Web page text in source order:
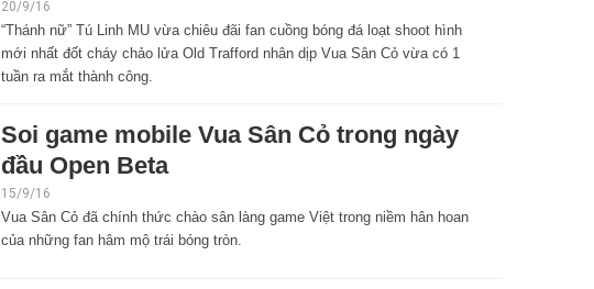
20/9/16
“Thánh nữ” Tú Linh MU vừa chiêu đãi fan cuồng bóng đá loạt shoot hình
mới nhất đốt cháy chảo lửa Old Trafford nhân dịp Vua Sân Cỏ vừa có 1
tuần ra mắt thành công.
Soi game mobile Vua Sân Cỏ trong ngày
đầu Open Beta
15/9/16
Vua Sân Cỏ đã chính thức chào sân làng game Việt trong niềm hân hoan
của những fan hâm mộ trái bóng tròn.